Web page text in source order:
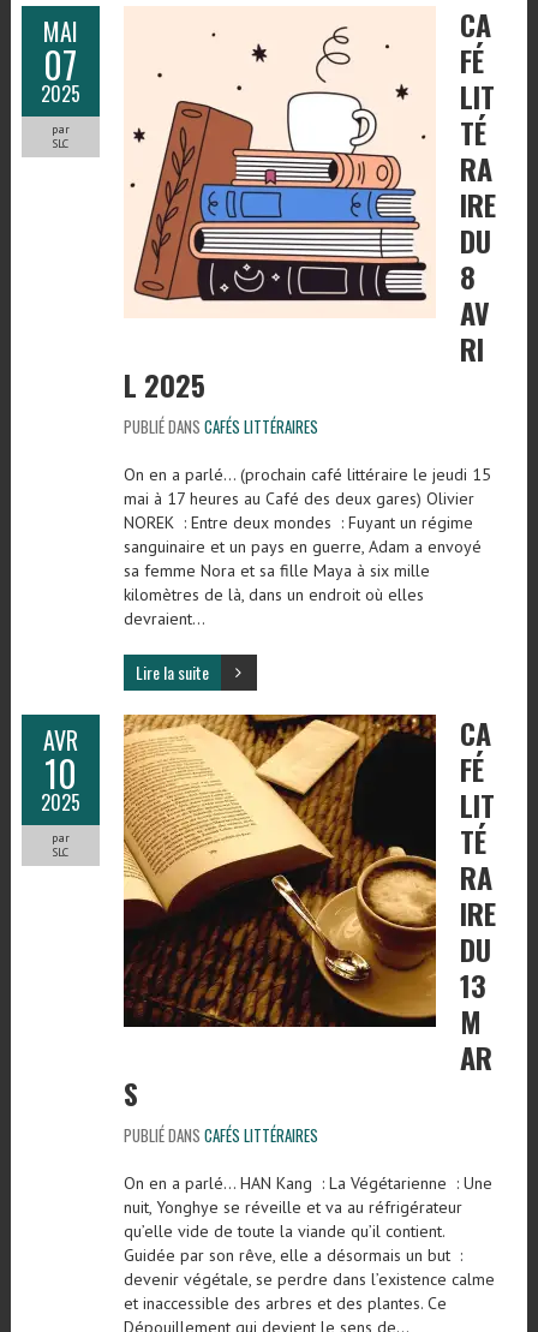
MAI
07
2025
par
SLC
CA
FÉ
LIT
TÉ
RA
IRE
DU
8
AV
RI
L 2025
PUBLIÉ DANS CAFÉS LITTÉRAIRES
On en a parlé… (prochain café littéraire le jeudi 15
mai à 17 heures au Café des deux gares) Olivier
NOREK : Entre deux mondes : Fuyant un régime
sanguinaire et un pays en guerre, Adam a envoyé
sa femme Nora et sa fille Maya à six mille
kilomètres de là, dans un endroit où elles
devraient…
Lire la suite
AVR
10
2025
par
SLC
CA
FÉ
LIT
TÉ
RA
IRE
DU
13
M
AR
S
PUBLIÉ DANS CAFÉS LITTÉRAIRES
On en a parlé… HAN Kang : La Végétarienne : Une
nuit, Yonghye se réveille et va au réfrigérateur
qu’elle vide de toute la viande qu’il contient.
Guidée par son rêve, elle a désormais un but :
devenir végétale, se perdre dans l’existence calme
et inaccessible des arbres et des plantes. Ce
Dépouillement qui devient le sens de…